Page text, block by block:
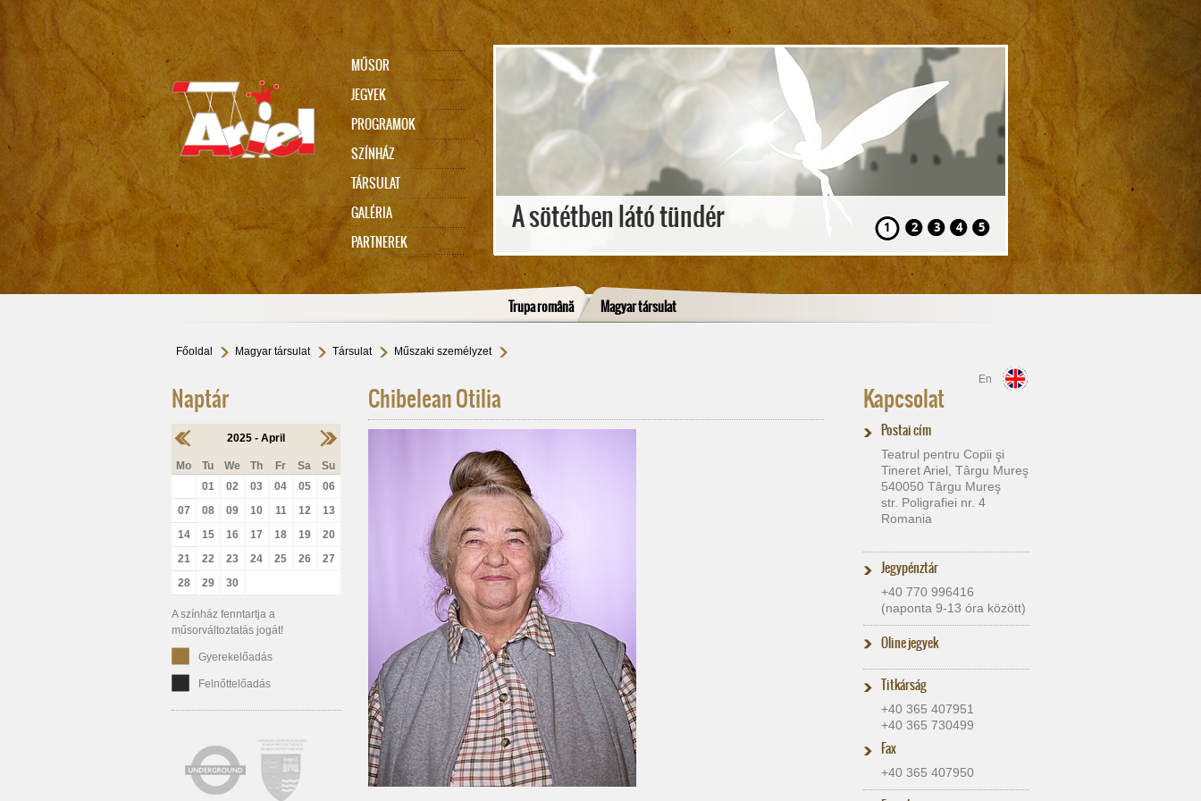
MŰSOR
JEGYEK
PROGRAMOK
SZÍNHÁZ
TÁRSULAT
GALÉRIA
PARTNEREK
75 // VARÁZSDOBOZ
beszélgetések ONLINE
A sötétben látó tündér Volt egyszer egy
1 2 3 4 5
Trupa română Magyar társulat
Főoldal Magyar társulat Társulat Műszaki személyzet
En
Naptár
2025 - April
Mo Tu We Th Fr Sa
Su
01
02 03 04 05
06
07
08 09 10 11 12
13
14
15 16 17 18 19
20
21
22 23 24 25 26
27
28
29 30
A színház fenntartja a
műsorváltoztatás jogát!
Gyerekelőadás
Felnőttelőadás
Chibelean Otilia Kapcsolat
Postai cím
Teatrul pentru Copii şi
Tineret Ariel, Târgu Mureş
540050 Târgu Mureş
str. Poligrafiei nr. 4
Romania
Jegypénztár
+40 770 996416
(naponta 9-13 óra között)
Oline jegyek
Titkárság
+40 365 407951
+40 365 730499
Fax
+40 365 407950